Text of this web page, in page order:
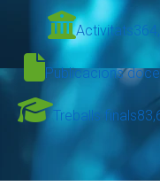
Activitats
Publicacions
Treballs finals